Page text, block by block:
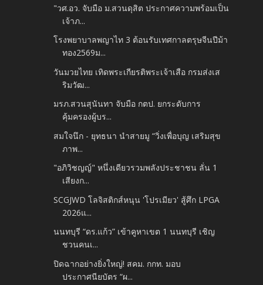
"วศ.อว. จับมือ ม.สวนดุสิต ประกาศความพร้อมเป็น
เจ้าภ...
โรงพยาบาลพญาไท 3 ต้อนรับเทศกาลตรุษจีนปีม้า
ทอง2569ม...
วันมวยไทย เทิดพระเกียรติพระเจ้าเสือ กรมส่งเส
ริมวัฒ...
มรภ.สวนสุนันทา จับมือ กตป. ยกระดับการ
คุ้มครองผู้บร...
สมใจนึก - ยุทธนา นำสายมู “วิ่งเพื่อบุญ เสริมสุข
ภาพ...
"อภิวิชญญ์" หนึ่งเดียวรวมพลังประชาชน ลั่น 1
เสียงก...
SCGJWD โลจิสติกส์หนุน 'โปรเมียว' สู้ศึก LPGA
2026แ...
นนทบุรี “ดร.แก้ว” เข้าคูหาเขต 1 นนทบุรี เชิญ
ชวนคนเ...
ปิดฉากอย่างยิ่งใหญ่! สคม. กกท. มอบ
ประกาศนียบัตร “ผ...